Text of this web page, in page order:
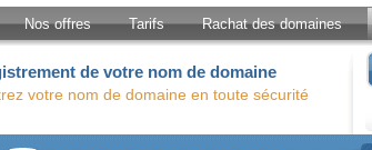
Nos offres Tarifs Rachat des domaines
de votre nom de domaine
votre nom de domaine en toute sécurité